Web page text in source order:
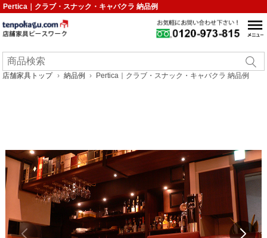
Pertica｜クラブ・スナック・キャバクラ 納品例
店舗家具トップ 納品例 Pertica｜クラブ・スナック・キャバクラ 納品例